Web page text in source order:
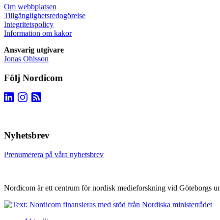
Om webbplatsen
Tillgänglighetsredogörelse
Integritetspolicy
Information om kakor
Ansvarig utgivare
Jonas Ohlsson
Följ Nordicom
Nyhetsbrev
Prenumerera på våra nyhetsbrev
Nordicom är ett centrum för nordisk medieforskning vid Göteborgs